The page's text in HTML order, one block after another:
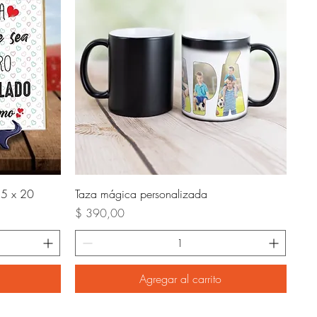
x 20
Vista rápida
Taza mágica personalizada
Precio
$ 390,00
Agregar al carrito